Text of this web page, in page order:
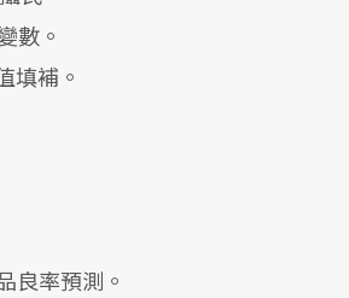
數。
填補。
良率預測。